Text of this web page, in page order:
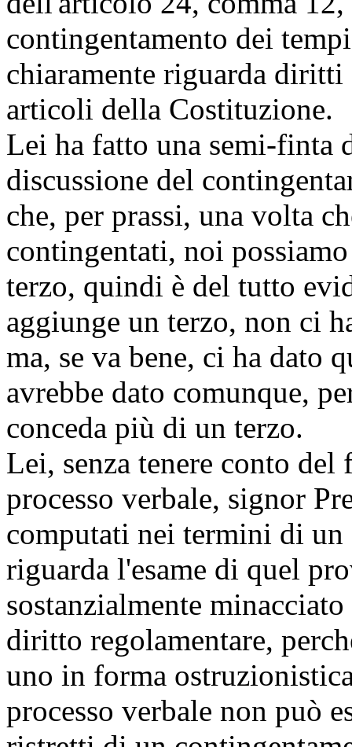
contingentamento dei
chiaramente riguarda
articoli della Costituzione.
Lei ha fatto una semi-finta
discussione del
che, per prassi, una volta
contingentati, noi
terzo, quindi è del tutto
aggiunge un terzo, non ci
ma, se va bene, ci ha dato
avrebbe dato comunque,
conceda più di un terzo.
Lei, senza tenere conto
processo verbale, signor
computati nei termini di un
riguarda l'esame di quel
sostanzialmente
diritto regolamentare,
uno in forma
processo verbale non può